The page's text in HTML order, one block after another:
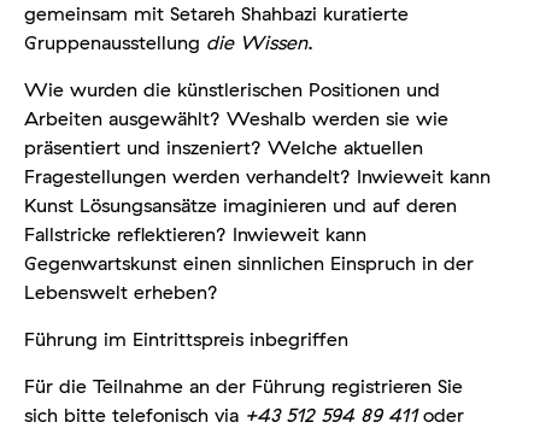
gemeinsam mit Setareh Shahbazi kuratierte
Gruppenausstellung die Wissen.
Wie wurden die künstlerischen Positionen und
Arbeiten ausgewählt? Weshalb werden sie wie
präsentiert und inszeniert? Welche aktuellen
Fragestellungen werden verhandelt? Inwieweit kann
Kunst Lösungsansätze imaginieren und auf deren
Fallstricke reflektieren? Inwieweit kann
Gegenwartskunst einen sinnlichen Einspruch in der
Lebenswelt erheben?
Führung im Eintrittspreis inbegriffen
Für die Teilnahme an der Führung registrieren Sie
sich bitte telefonisch via +43 512 594 89 411oder